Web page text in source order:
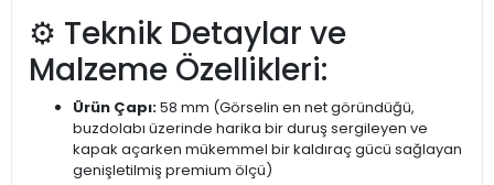
⚙️ Teknik Detaylar ve
Malzeme Özellikleri:
Ürün Çapı:58 mm (Görselin en net göründüğü,
buzdolabı üzerinde harika bir duruş sergileyen ve
kapak açarken mükemmel bir kaldıraç gücü sağlayan
genişletilmiş premium ölçü)